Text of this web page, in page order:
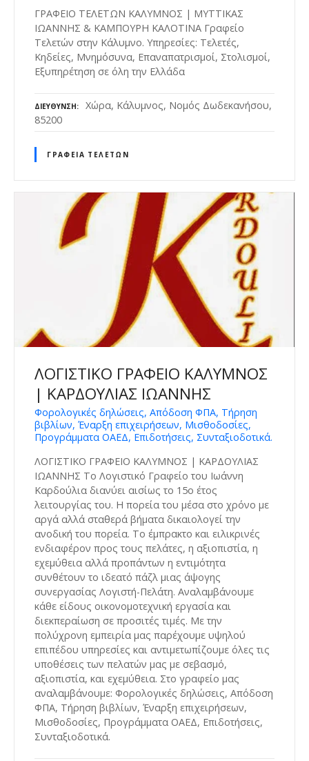
ΓΡΑΦΕΙΟ ΤΕΛΕΤΩΝ ΚΑΛΥΜΝΟΣ | ΜΥΤΤΙΚΑΣ
ΙΩΑΝΝΗΣ & ΚΑΜΠΟΥΡΗ ΚΑΛΟΤΙΝΑ Γραφείο
Τελετών στην Κάλυμνο. Υπηρεσίες: Τελετές,
Κηδείες, Μνημόσυνα, Επαναπατρισμοί, Στολισμοί,
Εξυπηρέτηση σε όλη την Ελλάδα
ΔΙΕΎΘΥΝΣΗ
Χώρα, Κάλυμνος, Νομός Δωδεκανήσου,
85200
ΓΡΑΦΕΊΑ ΤΕΛΕΤΏΝ
ΛΟΓΙΣΤΙΚΟ ΓΡΑΦΕΙΟ ΚΑΛΥΜΝΟΣ
| ΚΑΡΔΟΥΛΙΑΣ ΙΩΑΝΝΗΣ
Φορολογικές δηλώσεις, Απόδοση ΦΠΑ, Τήρηση
βιβλίων, Έναρξη επιχειρήσεων, Μισθοδοσίες,
Προγράμματα ΟΑΕΔ, Επιδοτήσεις, Συνταξιοδοτικά.
ΛΟΓΙΣΤΙΚΟ ΓΡΑΦΕΙΟ ΚΑΛΥΜΝΟΣ | ΚΑΡΔΟΥΛΙΑΣ
ΙΩΑΝΝΗΣ Το Λογιστικό Γραφείο του Ιωάννη
Καρδούλια διανύει αισίως το 15ο έτος
λειτουργίας του. Η πορεία του μέσα στο χρόνο με
αργά αλλά σταθερά βήματα δικαιολογεί την
ανοδική του πορεία. Το έμπρακτο και ειλικρινές
ενδιαφέρον προς τους πελάτες, η αξιοπιστία, η
εχεμύθεια αλλά προπάντων η εντιμότητα
συνθέτουν το ιδεατό πάζλ μιας άψογης
συνεργασίας Λογιστή-Πελάτη. Αναλαμβάνουμε
κάθε είδους οικονομοτεχνική εργασία και
διεκπεραίωση σε προσιτές τιμές. Με την
πολύχρονη εμπειρία μας παρέχουμε υψηλού
επιπέδου υπηρεσίες και αντιμετωπίζουμε όλες τις
υποθέσεις των πελατών μας με σεβασμό,
αξιοπιστία, και εχεμύθεια. Στο γραφείο μας
αναλαμβάνουμε: Φορολογικές δηλώσεις, Απόδοση
ΦΠΑ, Τήρηση βιβλίων, Έναρξη επιχειρήσεων,
Μισθοδοσίες, Προγράμματα ΟΑΕΔ, Επιδοτήσεις,
Συνταξιοδοτικά.